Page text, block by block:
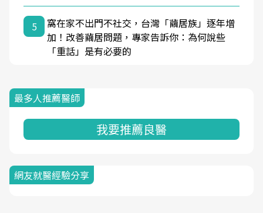
5
窩在家不出門不社交，台灣「繭居族」逐年增
加！改善繭居問題，專家告訴你：為何說些
「重話」是有必要的
最多人推薦醫師
我要推薦良醫
網友就醫經驗分享